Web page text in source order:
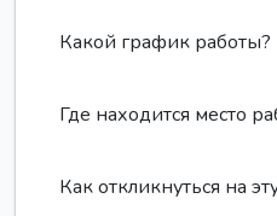
Какой график работы?
Где находится место
Как откликнуться на